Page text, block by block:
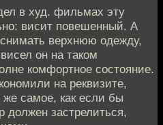
в худ. фильмах эту
висит повешенный. А
снимать верхнюю одежду,
он на таком
комфортное состояние.
на реквизите,
самое, как если бы
должен застрелиться,